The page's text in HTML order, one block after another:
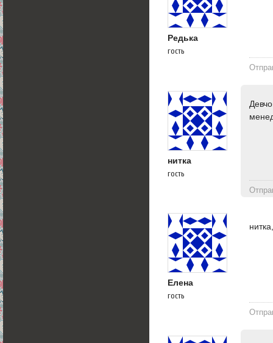
Редька
гость
нитка
гость
Елена
гость